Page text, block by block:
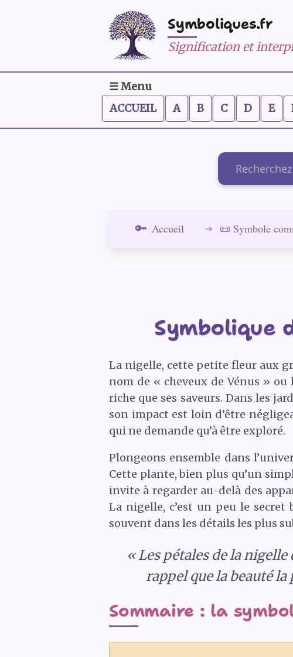
Symboliques.fr
Signification et
☰ Menu
ACCUEIL
A B C D E
Rechercher
Accueil 📜 Symbole
Symbolique
La nigelle, cette petite fleur aux
nom de « cheveux de Vénus »
riche que ses saveurs. Dans les
son impact est loin d’être
qui ne demande qu’à être exploré.
Plongeons ensemble dans
Cette plante, bien plus qu’un
invite à regarder au-delà des
La nigelle, c’est un peu le
souvent dans les détails les plus
« Les pétales de la
rappel que la beauté
Sommaire : la